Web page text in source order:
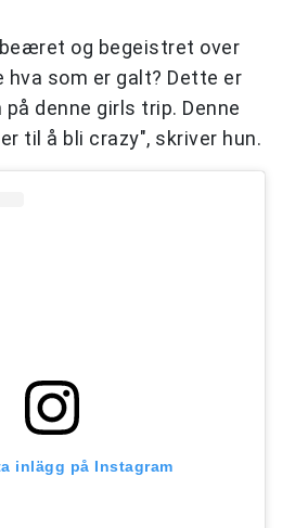
og begeistret over
hva som er galt? Dette er
denne girls trip. Denne
til å bli crazy", skriver hun.
inlägg på Instagram